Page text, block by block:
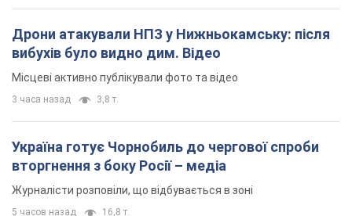
Дрони атакували НПЗ у Нижньокамську: після
вибухів було видно дим. Відео
Місцеві активно публікували фото та відео
3 часа назад 3,8 т.
Україна готує Чорнобиль до чергової спроби
вторгнення з боку Росії – медіа
Журналісти розповіли, що відбувається в зоні
5 часов назад 16,8 т.